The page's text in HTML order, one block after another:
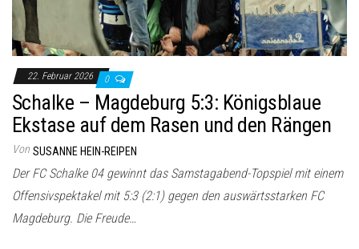
22. Februar 2026 0
Schalke – Magdeburg 5:3: Königsblaue
Ekstase auf dem Rasen und den Rängen
Von SUSANNE HEIN-REIPEN
Der FC Schalke 04 gewinnt das Samstagabend-Topspiel mit einem
Offensivspektakel mit 5:3 (2:1) gegen den auswärtsstarken FC
Magdeburg. Die Freude…